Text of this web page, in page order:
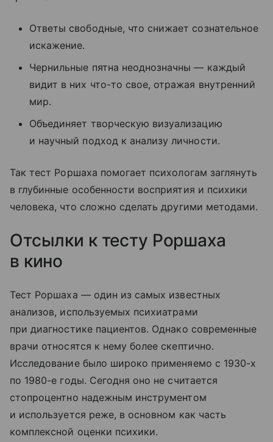
Ответы свободные, что снижает сознательное
искажение.
Чернильные пятна неоднозначны — каждый
видит в них что-то свое, отражая внутренний
мир.
Объединяет творческую визуализацию
и научный подход к анализу личности.
Так тест Роршаха помогает психологам заглянуть
в глубинные особенности восприятия и психики
человека, что сложно сделать другими методами.
Отсылки к тесту Роршаха
в кино
Тест Роршаха — один из самых известных
анализов, используемых психиатрами
при диагностике пациентов. Однако современные
врачи относятся к нему более скептично.
Исследование было широко применяемо с 1930-х
по 1980-е годы. Сегодня оно не считается
стопроцентно надежным инструментом
и используется реже, в основном как часть
комплексной оценки психики.